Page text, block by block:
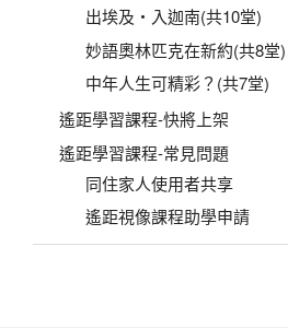
出埃及‧入迦南(共10堂)
妙語奧林匹克在新約(共8堂)
中年人生可精彩？(共7堂)
遙距學習課程-快將上架
遙距學習課程-常見問題
同住家人使用者共享
遙距視像課程助學申請